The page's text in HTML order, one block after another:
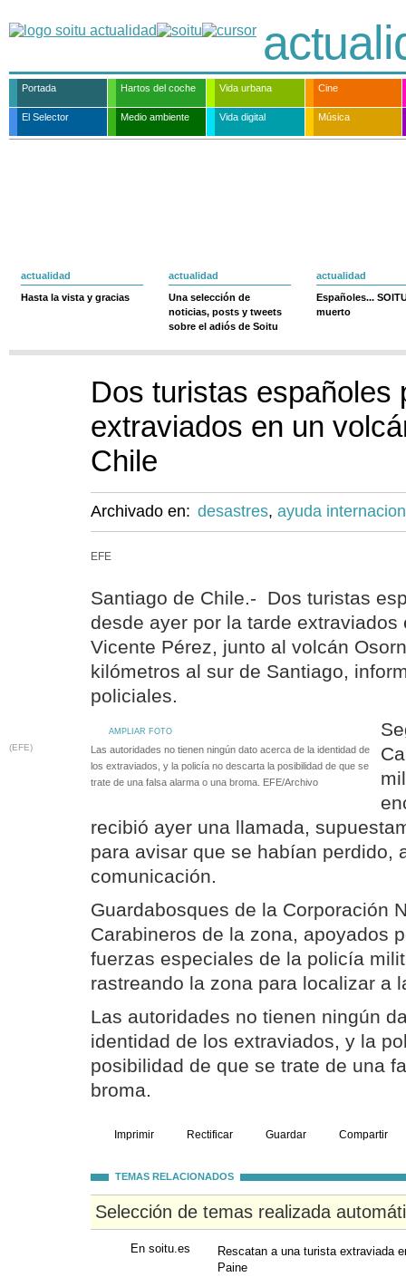
Portada Hartos del coche Vida urbana Cine
El Selector Medio ambiente Vida digital Música
actualidad
Hasta la vista y gracias
actualidad
Una selección de
noticias, posts y tweets
sobre el adiós de Soitu
actualidad
Españoles...
muerto
Dos turistas españoles
extraviados en un
Chile
Archivado en: desastres, ayuda
EFE
Santiago de Chile.- Dos turistas
desde ayer por la tarde extraviados
Vicente Pérez, junto al volcán
kilómetros al sur de Santiago,
policiales.
AMPLIAR FOTO
(EFE)
Las autoridades no tienen ningún dato acerca de la identidad de
los extraviados, y la policía no descarta la posibilidad de que se
trate de una falsa alarma o una broma. EFE/Archivo
recibió ayer una llamada,
para avisar que se habían perdido,
comunicación.
Guardabosques de la Corporación
Carabineros de la zona, apoyados
fuerzas especiales de la policía
rastreando la zona para localizar a
Las autoridades no tienen ningún
identidad de los extraviados, y la
posibilidad de que se trate de una
broma.
Imprimir Rectificar Guardar Compartir
TEMAS RELACIONADOS
Selección de temas realizada
En soitu.es
Rescatan a una turista extraviada
Paine